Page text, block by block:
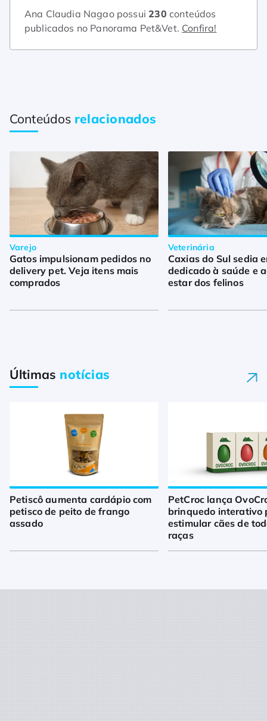
Ana Claudia Nagao possui 230 conteúdos
publicados no Panorama Pet&Vet. Confira!
Conteúdos relacionados
Varejo
Gatos impulsionam pedidos no
delivery pet. Veja itens mais
comprados
Veterinária
Caxias do Sul sedia
dedicado à saúde e
estar dos felinos
Últimas notícias
Petiscô aumenta cardápio com
petisco de peito de frango
assado
PetCroc lança
brinquedo interativo
estimular cães de
raças